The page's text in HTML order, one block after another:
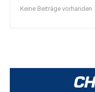
Keine Beiträge vorhanden